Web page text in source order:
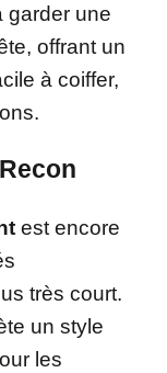
garder une
offrant un
à coiffer,
est encore
très court.
un style
les